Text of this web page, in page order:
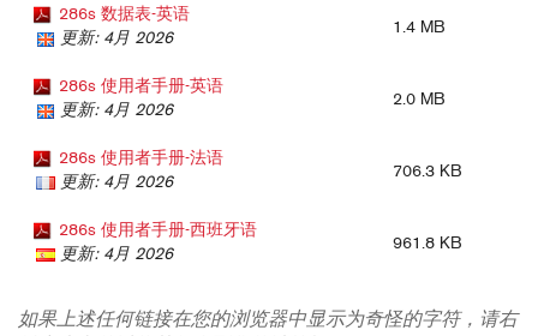
286s 数据表-英语
更新: 4月 2026
1.4 MB
286s 使用者手册-英语
更新: 4月 2026
2.0 MB
286s 使用者手册-法语
更新: 4月 2026
706.3 KB
286s 使用者手册-西班牙语
更新: 4月 2026
961.8 KB
如果上述任何链接在您的浏览器中显示为奇怪的字符，请右